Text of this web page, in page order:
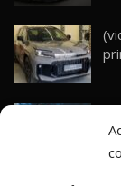
30
și